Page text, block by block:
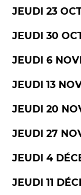
JEUDI 23
JEUDI 30
JEUDI 6
JEUDI 13
JEUDI 20
JEUDI 27
JEUDI 4
JEUDI 11